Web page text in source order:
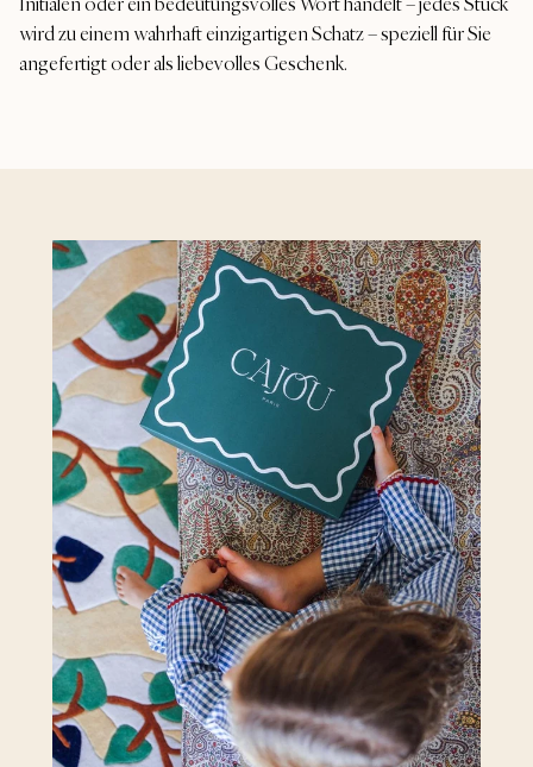
wird zu einem wahrhaft einzigartigen Schatz – speziell für Sie
angefertigt oder als liebevolles Geschenk.